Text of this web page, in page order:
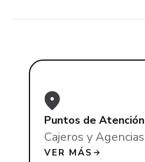
Puntos de Atención
Cajeros y Agencias
VER MÁS